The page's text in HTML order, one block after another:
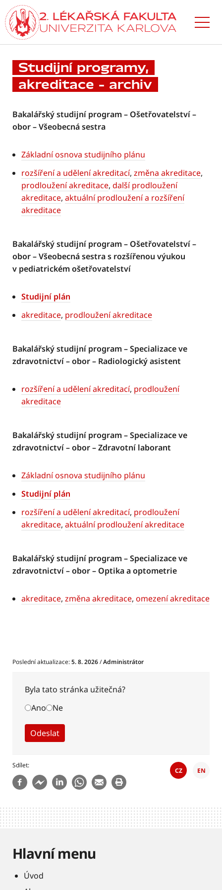
Přejít
k hlavnímu
obsahu
Studijní programy,
akreditace – archiv
Bakalářský studijní program – Ošetřovatelství –
obor – Všeobecná sestra
Základní osnova studijního plánu
rozšíření a udělení akreditací, změna akreditace,
prodloužení akreditace, další prodloužení
akreditace, aktuální prodloužení a rozšíření
akreditace
Bakalářský studijní program – Ošetřovatelství –
obor – Všeobecná sestra s rozšířenou výukou
v pediatrickém ošetřovatelství
Studijní plán
akreditace, prodloužení akreditace
Bakalářský studijní program – Specializace ve
zdravotnictví – obor – Radiologický asistent
rozšíření a udělení akreditací, prodloužení
akreditace
Bakalářský studijní program – Specializace ve
zdravotnictví – obor – Zdravotní laborant
Základní osnova studijního plánu
Studijní plán
rozšíření a udělení akreditací, prodloužení
akreditace, aktuální prodloužení akreditace
Bakalářský studijní program – Specializace ve
zdravotnictví – obor – Optika a optometrie
akreditace, změna akreditace, omezení akreditace
Poslední aktualizace:5. 8. 2026/Administrátor
Byla tato stránka užitečná?
Ano
Ne
Sdílet
CZ EN
Hlavní menu
Úvod